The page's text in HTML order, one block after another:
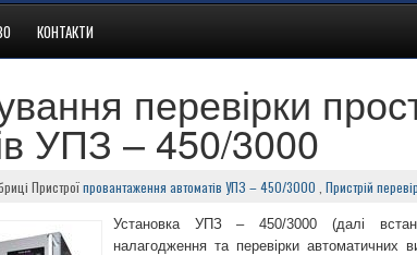
КОНТАКТИ
перевірки
УПЗ – 450/3000
Пристроїпровантаження автоматів УПЗ – 450/3000 Пристрій
Установка УПЗ – 450/3000 (далі
налагодження та перевірки автоматичних